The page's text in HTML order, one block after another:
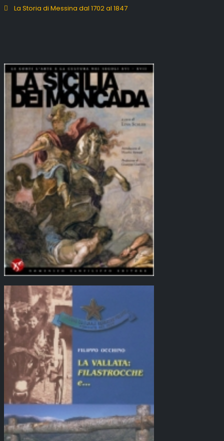
La Storia di Messina dal 1702 al 1847